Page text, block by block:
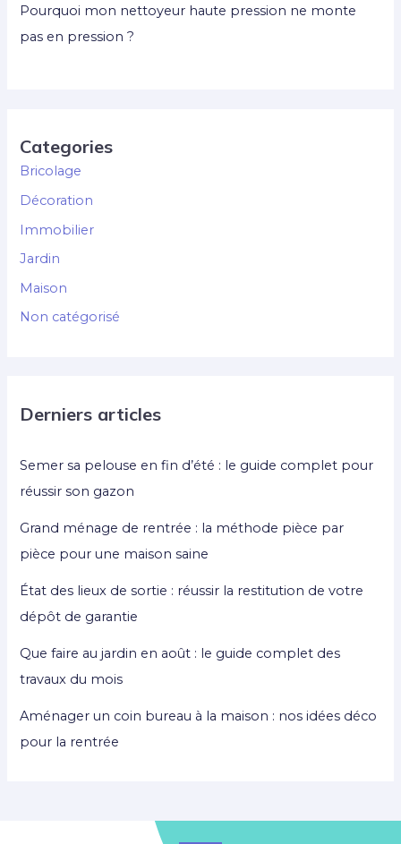
Pourquoi mon nettoyeur haute pression ne monte
pas en pression ?
Categories
Bricolage
Décoration
Immobilier
Jardin
Maison
Non catégorisé
Derniers articles
Semer sa pelouse en fin d’été : le guide complet pour
réussir son gazon
Grand ménage de rentrée : la méthode pièce par
pièce pour une maison saine
État des lieux de sortie : réussir la restitution de votre
dépôt de garantie
Que faire au jardin en août : le guide complet des
travaux du mois
Aménager un coin bureau à la maison : nos idées déco
pour la rentrée